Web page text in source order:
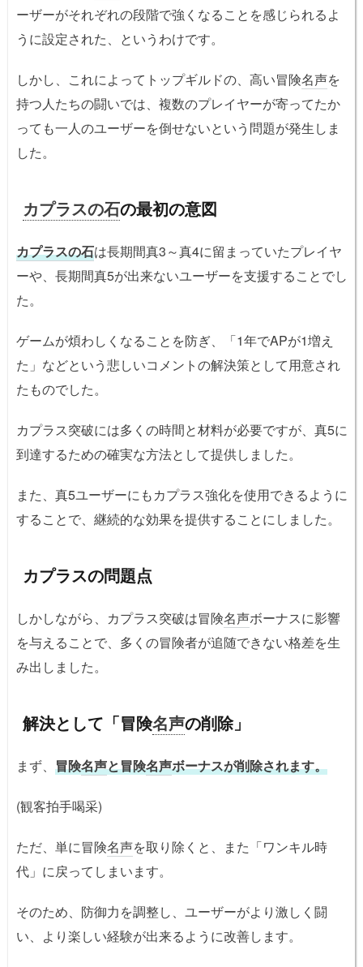
ーザーがそれぞれの段階で強くなることを感じられるよ
うに設定された、というわけです。
しかし、これによってトップギルドの、高い冒険名声を
持つ人たちの闘いでは、複数のプレイヤーが寄ってたか
っても一人のユーザーを倒せないという問題が発生しま
した。
カプラスの石の最初の意図
カプラスの石は長期間真3～真4に留まっていたプレイヤ
ーや、長期間真5が出来ないユーザーを支援することでし
た。
ゲームが煩わしくなることを防ぎ、「1年でAPが1増え
た」などという悲しいコメントの解決策として用意され
たものでした。
カプラス突破には多くの時間と材料が必要ですが、真5に
到達するための確実な方法として提供しました。
また、真5ユーザーにもカプラス強化を使用できるように
することで、継続的な効果を提供することにしました。
カプラスの問題点
しかしながら、カプラス突破は冒険名声ボーナスに影響
を与えることで、多くの冒険者が追随できない格差を生
み出しました。
解決として「冒険名声の削除」
まず、 冒険名声と冒険名声ボーナスが削除されます。
(観客拍手喝采)
ただ、単に冒険名声を取り除くと、また「ワンキル時
代」に戻ってしまいます。
そのため、防御力を調整し、ユーザーがより激しく闘
い、より楽しい経験が出来るように改善します。